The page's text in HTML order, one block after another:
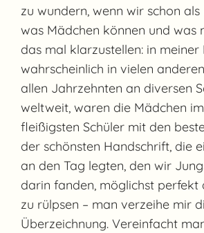
zu wundern, wenn wir schon
was Mädchen können und was
das mal klarzustellen: in meiner
wahrscheinlich in vielen
allen Jahrzehnten an diversen
weltweit, waren die Mädchen
fleißigsten Schüler mit den
der schönsten Handschrift, die
an den Tag legten, den wir
darin fanden, möglichst perfekt
zu rülpsen – man verzeihe mir
Überzeichnung. Vereinfacht